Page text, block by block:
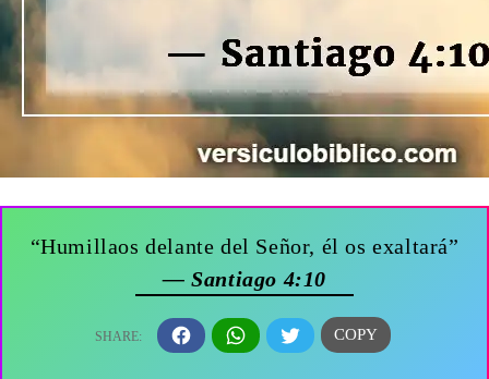
“Humillaos delante del Señor, él os exaltará”
— Santiago 4:10